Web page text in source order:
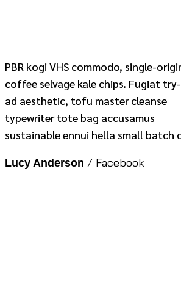
PBR kogi VHS commodo, single-
coffee selvage kale chips. Fugiat
ad aesthetic, tofu master cleanse
typewriter tote bag accusamus
sustainable ennui hella small batch
Lucy Anderson / Facebook